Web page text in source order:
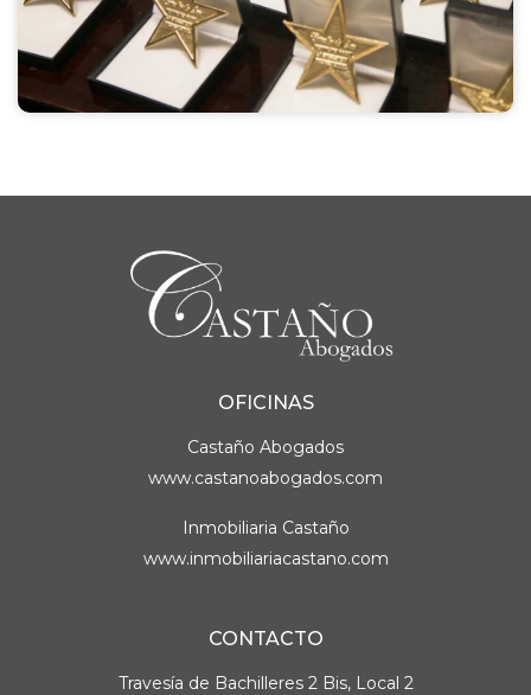
OFICINAS
Castaño Abogados
www.castanoabogados.com
Inmobiliaria Castaño
www.inmobiliariacastano.com
CONTACTO
Travesía de Bachilleres 2 Bis, Local 2